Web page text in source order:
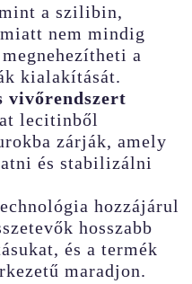
a szilibin,
nem mindig
a
kialakítását.
vivőrendszert
lecitinből
zárják, amely
és stabilizálni
hozzájárul
hosszabb
és a termék
maradjon.